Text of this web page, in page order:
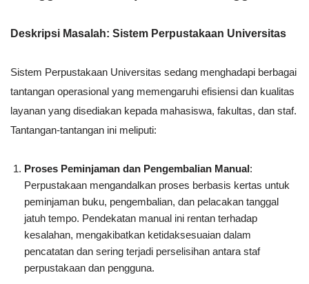
Deskripsi Masalah: Sistem Perpustakaan Universitas
Sistem Perpustakaan Universitas sedang menghadapi berbagai
tantangan operasional yang memengaruhi efisiensi dan kualitas
layanan yang disediakan kepada mahasiswa, fakultas, dan staf.
Tantangan-tantangan ini meliputi:
Proses Peminjaman dan Pengembalian Manual:
Perpustakaan mengandalkan proses berbasis kertas untuk
peminjaman buku, pengembalian, dan pelacakan tanggal
jatuh tempo. Pendekatan manual ini rentan terhadap
kesalahan, mengakibatkan ketidaksesuaian dalam
pencatatan dan sering terjadi perselisihan antara staf
perpustakaan dan pengguna.